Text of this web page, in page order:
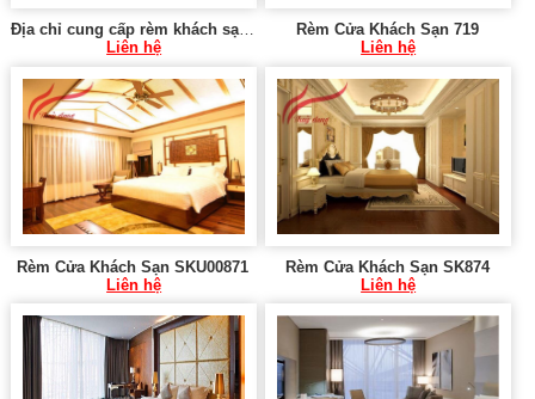
Địa chỉ cung cấp rèm khách sạn tại Cửa Lò
Liên hệ
Rèm Cửa Khách Sạn 719
Liên hệ
Rèm Cửa Khách Sạn SKU00871
Liên hệ
Rèm Cửa Khách Sạn SK874
Liên hệ